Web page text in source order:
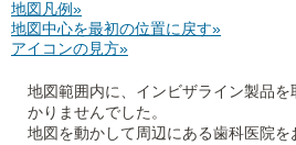
地図凡例»
地図中心を最初の位置に戻す»
アイコンの見方»
地図範囲内に、インビザライン製品
かりませんでした。
地図を動かして周辺にある歯科医院を